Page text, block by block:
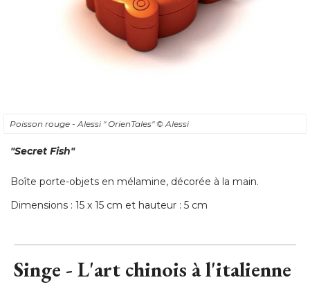
Poisson rouge - Alessi " OrienTales" © Alessi
"Secret Fish"
Boîte porte-objets en mélamine, décorée à la main.
Dimensions : 15 x 15 cm et hauteur : 5 cm
Singe - L'art chinois à l'italienne